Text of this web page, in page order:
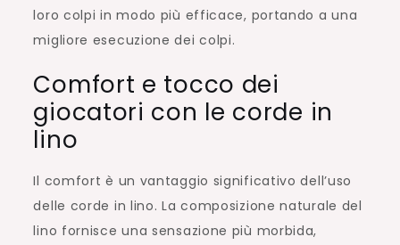
loro colpi in modo più efficace, portando a una
migliore esecuzione dei colpi.
Comfort e tocco dei
giocatori con le corde in
lino
Il comfort è un vantaggio significativo dell’uso
delle corde in lino. La composizione naturale del
lino fornisce una sensazione più morbida,